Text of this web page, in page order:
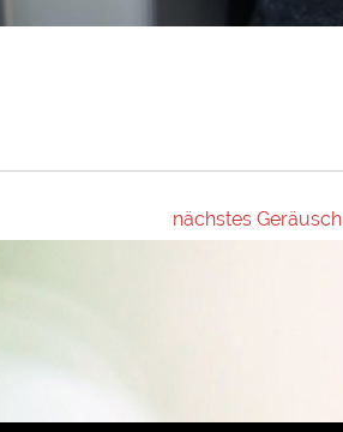
nächstes Geräusch